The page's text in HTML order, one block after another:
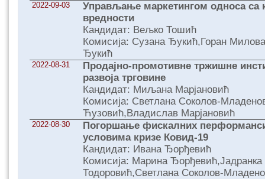
2022-09-03
Управљање маркетингом односа са
вредности
Кандидат: Вељко Тошић
Комисија: Сузана Ђукић,Горан
Ђукић
2022-08-31
Продајно-промотивне тржишне
развоја трговине
Кандидат: Миљана Марјановић
Комисија: Светлана Соколов-
Ћузовић,Владислав Марјановић
2022-08-30
Погоршање фискалних
условима кризе Ковид-19
Кандидат: Ивана Ђорђевић
Комисија: Марина
Тодоровић,Светлана Соколов-